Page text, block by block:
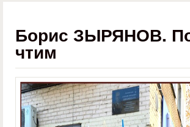
Борис ЗЫРЯНОВ.
чтим